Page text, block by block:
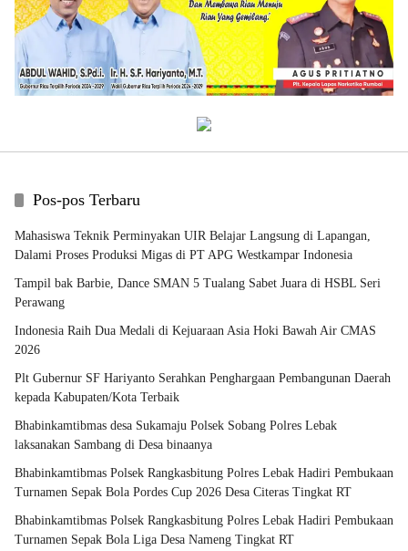
Pos-pos Terbaru
Mahasiswa Teknik Perminyakan UIR Belajar Langsung di Lapangan,
Dalami Proses Produksi Migas di PT APG Westkampar Indonesia
Tampil bak Barbie, Dance SMAN 5 Tualang Sabet Juara di HSBL Seri
Perawang
Indonesia Raih Dua Medali di Kejuaraan Asia Hoki Bawah Air CMAS
2026
Plt Gubernur SF Hariyanto Serahkan Penghargaan Pembangunan Daerah
kepada Kabupaten/Kota Terbaik
Bhabinkamtibmas desa Sukamaju Polsek Sobang Polres Lebak
laksanakan Sambang di Desa binaanya
Bhabinkamtibmas Polsek Rangkasbitung Polres Lebak Hadiri Pembukaan
Turnamen Sepak Bola Pordes Cup 2026 Desa Citeras Tingkat RT
Bhabinkamtibmas Polsek Rangkasbitung Polres Lebak Hadiri Pembukaan
Turnamen Sepak Bola Liga Desa Nameng Tingkat RT